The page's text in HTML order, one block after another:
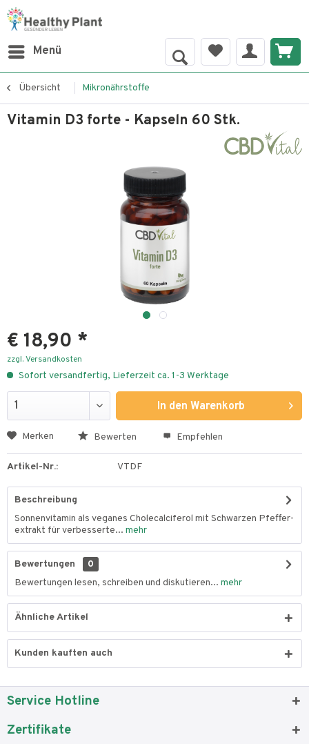
Menü
Übersicht Mikronährstoffe
Vitamin D3 forte - Kapseln 60 Stk.
€ 18,90 *
zzgl. Versandkosten
Sofort versandfertig, Lieferzeit ca. 1-3 Werktage
In den Warenkorb
Merken Bewerten Empfehlen
Artikel-Nr.: VTDF
Beschreibung
Sonnenvitamin als veganes Cholecalciferol mit Schwarzen Pfeffer-
extrakt für verbesserte... mehr
Bewertungen
0
Bewertungen lesen, schreiben und diskutieren... mehr
Ähnliche Artikel
Kunden kauften auch
Service Hotline
Zertifikate